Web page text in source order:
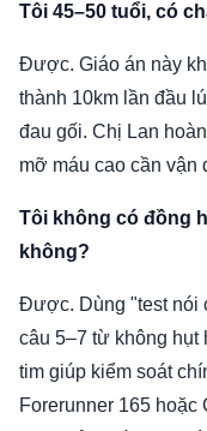
Tôi 45–50 tuổi, có
Được. Giáo án này
thành 10km lần đầu
đau gối. Chị Lan
mỡ máu cao cần vận
Tôi không có đồng
không?
Được. Dùng "test nói
câu 5–7 từ không
tim giúp kiểm soát
Forerunner 165 hoặc